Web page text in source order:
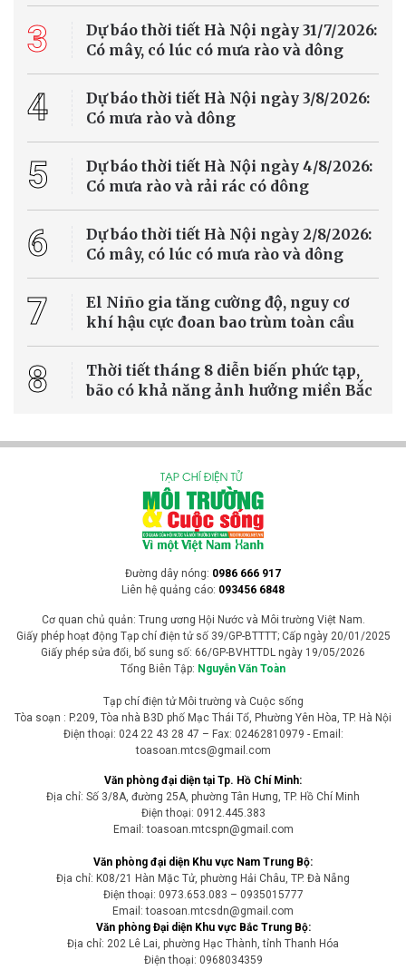
Môi trường - Tài nguyên
Hà Nội triển khai loạt chính sách giao thông
xanh
UBND TP. Hà Nội vừa ban hành kế hoạch triển khai hàng loạt chính
lượng sạch, đồng thời miễn vé xe buýt trong khu vực Vành đai 1
phát thải và cải thiện chất lượng không khí.
phát triển trong giai đoạn mới
Theo Tờ trình, việc hình thành mô hình cơ quan xuất bản, truyền
thông chủ lực quốc gia sẽ góp phần tăng cường liên kết, tập trung
nguồn lực, nâng cao năng lực cạnh tranh và từng bước xây dựng
các tổ chức xuất bản có quy mô lớn, hoạt động đa nền tảng, đáp
ứng yêu cầu phát triển trong giai đoạn mới.